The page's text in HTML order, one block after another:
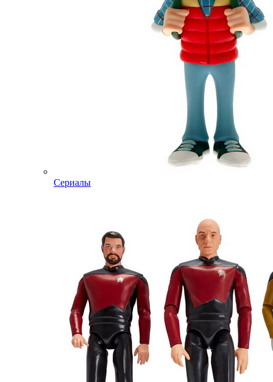
Сериалы